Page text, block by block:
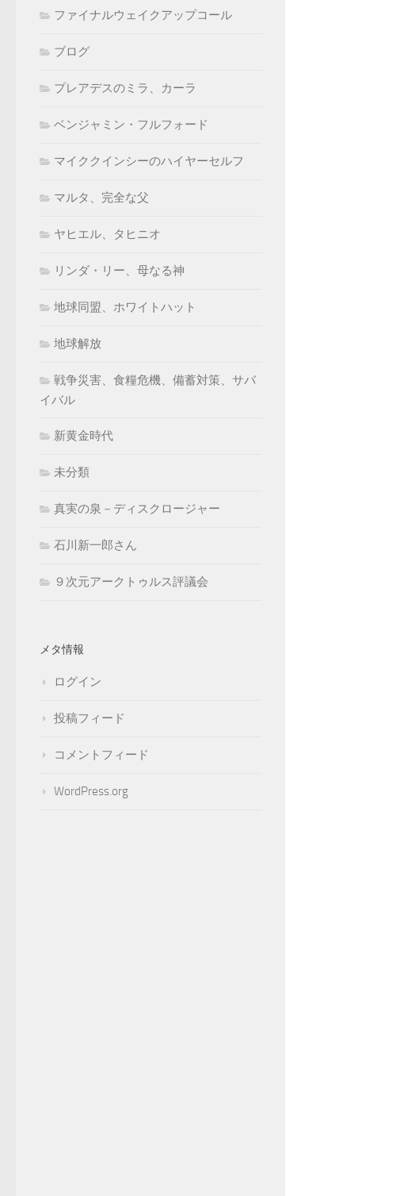
ファイナルウェイクアップコール
ブログ
プレアデスのミラ、カーラ
ベンジャミン・フルフォード
マイククインシーのハイヤーセルフ
マルタ、完全な父
ヤヒエル、タヒニオ
リンダ・リー、母なる神
地球同盟、ホワイトハット
地球解放
戦争災害、食糧危機、備蓄対策、サバ
イバル
新黄金時代
未分類
真実の泉－ディスクロージャー
石川新一郎さん
９次元アークトゥルス評議会
メタ情報
ログイン
投稿フィード
コメントフィード
WordPress.org